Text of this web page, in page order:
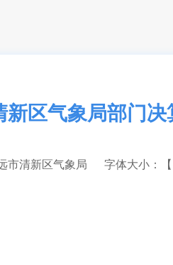
区气象局部门决
市清新区气象局 字体大小：【